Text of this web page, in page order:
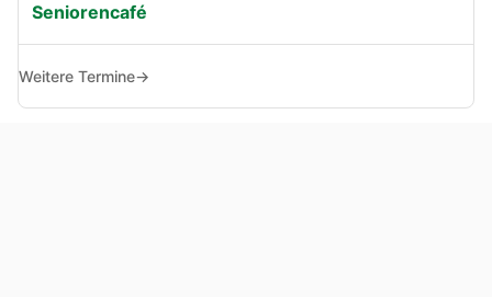
Seniorencafé
Weitere Termine→